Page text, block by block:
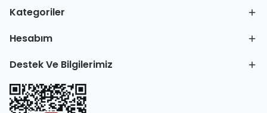
Kategoriler
Hesabım
Destek Ve Bilgilerimiz